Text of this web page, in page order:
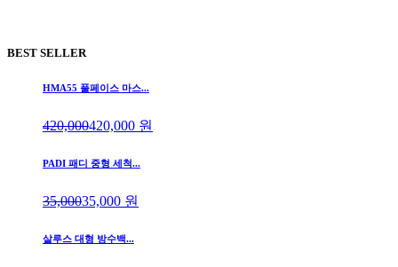
BEST SELLER
HMA55 풀페이스 마스...
420,000420,000 원
PADI 패디 중형 세척...
35,00035,000 원
살루스 대형 방수백...